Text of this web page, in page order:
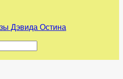
Дэвида Остина